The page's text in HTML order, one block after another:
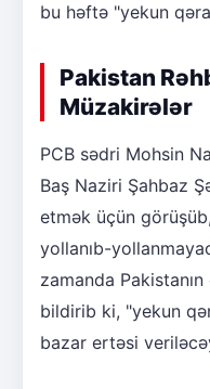
bu həftə "yekun
Pakistan
Müzakirələr
PCB sədri Mohsin
Baş Naziri Şahbaz
etmək üçün
yollanıb-
zamanda
bildirib ki, "yekun
bazar ertəsi